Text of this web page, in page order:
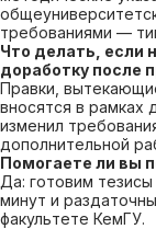
требованиями —
Что делать, если
доработку после
Правки,
вносятся в рамках
изменил
дополнительной
Помогаете ли вы
Да: готовим
минут и
факультете КемГУ.